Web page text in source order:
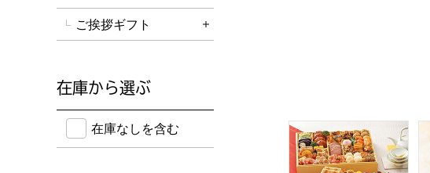
トップバリュ 和洋中特
ご挨拶ギフト 詳細を開く
在庫から選ぶ
在庫のない商品を含めて検索することができます。
在庫なしを含む